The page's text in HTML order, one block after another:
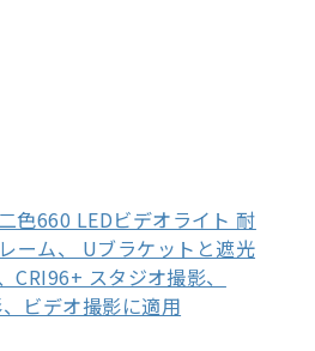
色660 LEDビデオライト 耐
ーム、 Uブラケットと遮光
スタジオ撮影、
ビデオ撮影に適用